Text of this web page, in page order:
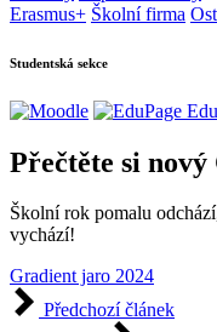
Erasmus+ Školní firma
Studentská sekce
Přečtěte si
Školní rok pomalu
vychází!
Gradient jaro 2024
Předchozí článek